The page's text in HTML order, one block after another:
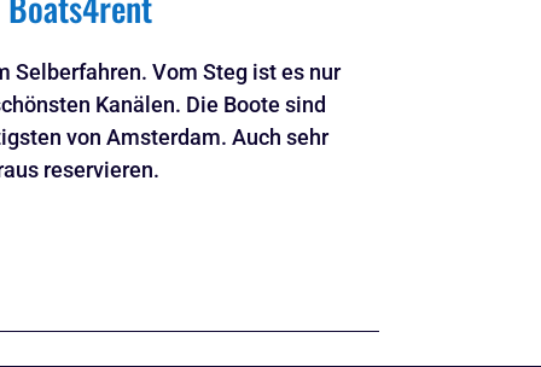
Selberfahren. Vom Steg ist es nur
Kanälen. Die Boote sind
von Amsterdam. Auch sehr
reservieren.